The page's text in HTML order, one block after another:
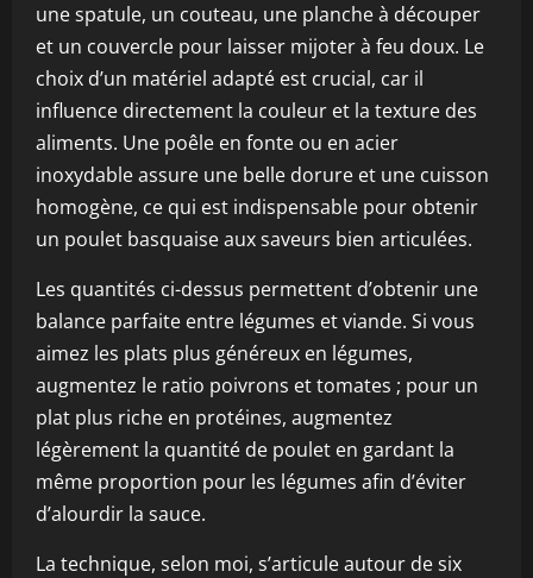
une spatule, un couteau, une planche à découper
et un couvercle pour laisser mijoter à feu doux. Le
choix d’un matériel adapté est crucial, car il
influence directement la couleur et la texture des
aliments. Une poêle en fonte ou en acier
inoxydable assure une belle dorure et une cuisson
homogène, ce qui est indispensable pour obtenir
un poulet basquaise aux saveurs bien articulées.
Les quantités ci-dessus permettent d’obtenir une
balance parfaite entre légumes et viande. Si vous
aimez les plats plus généreux en légumes,
augmentez le ratio poivrons et tomates ; pour un
plat plus riche en protéines, augmentez
légèrement la quantité de poulet en gardant la
même proportion pour les légumes afin d’éviter
d’alourdir la sauce.
La technique, selon moi, s’articule autour de six